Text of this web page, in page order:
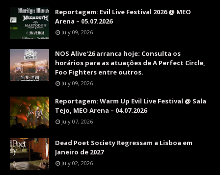
Reportagem: Evil Live Festival 2026 @ MEO
Arena – 05.07.2026
July 09, 2026
NOS Alive'26 arranca hoje: Consulta os
horários para as atuações de A Perfect Circle,
Foo Fighters entre outros.
July 09, 2026
Reportagem: Warm Up Evil Live Festival @ Sala
Tejo, MEO Arena – 04.07.2026
July 07, 2026
Dead Poet Society Regressam a Lisboa em
Janeiro de 2027
July 02, 2026